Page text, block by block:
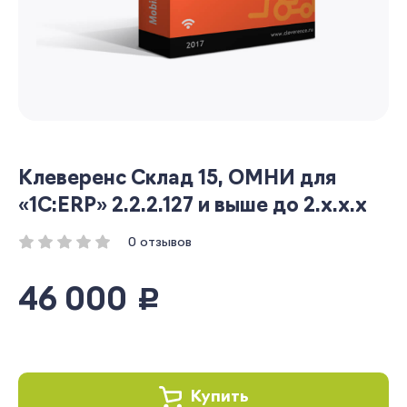
Клеверенс Склад 15, ОМНИ для
«1С:ERP» 2.2.2.127 и выше до 2.x.x.x
0 отзывов
46 000 руб.
Купить